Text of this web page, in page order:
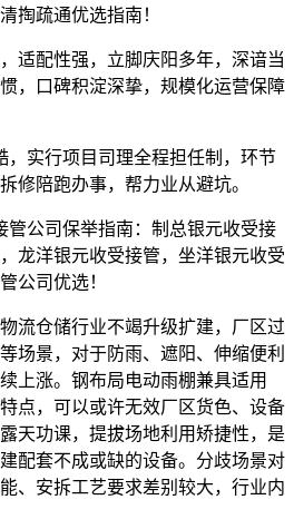
掏疏通优选指南！
配性强，立脚庆阳多年，深谙当
，口碑积淀深挚，规模化运营保障
实行项目司理全程担任制，环节
修陪跑办事，帮力业从避坑。
公司保举指南：制总银元收受接
龙洋银元收受接管，坐洋银元收受
公司优选！
仓储行业不竭升级扩建，厂区过
场景，对于防雨、遮阳、伸缩便利
上涨。钢布局电动雨棚兼具适用
点，可以或许无效厂区货色、设备
天功课，提拔场地利用矫捷性，是
配套不成或缺的设备。分歧场景对
、安拆工艺要求差别较大，行业内